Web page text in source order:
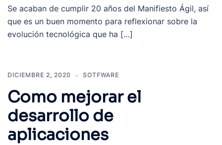
Se acaban de cumplir 20 años del Manifiesto Ágil, así
que es un buen momento para reflexionar sobre la
evolución tecnológica que ha […]
DICIEMBRE 2, 2020 SOTFWARE
Como mejorar el
desarrollo de
aplicaciones